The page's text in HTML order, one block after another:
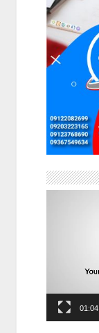
01:04